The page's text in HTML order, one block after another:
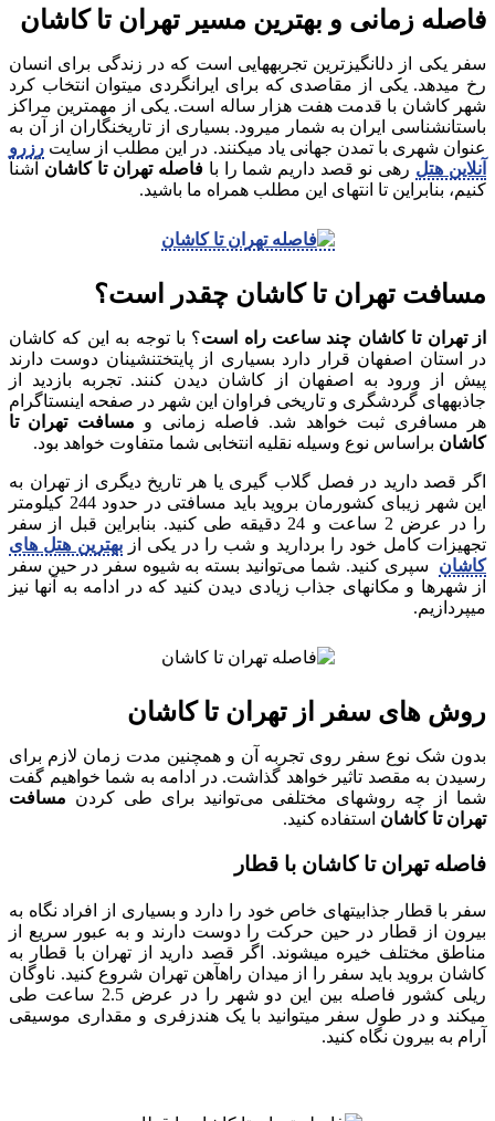
فاصله زمانی و بهترین مسیر تهران تا کاشان
سفر یکی از دل‎انگیزترین تجربه‎هایی است که در زندگی برای انسان
رخ می‎دهد. یکی از مقاصدی که برای ایرانگردی می‎توان انتخاب کرد
شهر کاشان با قدمت هفت هزار ساله است. یکی از مهمترین مراکز
باستان‎شناسی ایران به شمار می‎رود. بسیاری از تاریخ‎نگاران از آن به
عنوان شهری با تمدن جهانی یاد می‎کنند. در این مطلب از سایت
رزرو
آنلاین هتل رهی نو قصد داریم شما را بافاصله تهران تا کاشان آشنا
کنیم، بنابراین تا انتهای این مطلب همراه ما باشید.
مسافت تهران تا کاشان چقدر است؟
از تهران تا کاشان چند ساعت راه است؟ با توجه به این که کاشان
در استان اصفهان قرار دارد بسیاری از پایتخت‎نشینان دوست دارند
پیش از ورود به اصفهان از کاشان دیدن کنند. تجربه بازدید از
جاذبه‎های گردشگری و تاریخی فراوان این شهر در صفحه اینستاگرام
هر مسافری ثبت خواهد شد. فاصله زمانی و مسافت تهران تا
کاشان براساس نوع وسیله نقلیه انتخابی شما متفاوت خواهد بود.
اگر قصد دارید در فصل گلاب گیری یا هر تاریخ دیگری از تهران به
این شهر زیبای کشورمان بروید باید مسافتی در حدود 244 کیلومتر
را در عرض 2 ساعت و 24 دقیقه طی کنید. بنابراین قبل از سفر
تجهیزات کامل خود را بردارید و شب را در یکی ازبهترین هتل‌ های
کاشان سپری کنید. شما می‌توانید بسته به شیوه سفر در حین سفر
از شهرها و مکان‎های جذاب زیادی دیدن کنید که در ادامه به آن‎ها نیز
می‎پردازیم.
روش‌ های سفر از تهران تا کاشان
بدون شک نوع سفر روی تجربه آن و همچنین مدت زمان لازم برای
رسیدن به مقصد تاثیر خواهد گذاشت. در ادامه به شما خواهیم گفت
شما از چه روش‎های مختلفی می‌توانید برای طی کردن
مسافت
تهران تا کاشان استفاده کنید.
فاصله تهران تا کاشان با قطار
سفر با قطار جذابیت‎های خاص خود را دارد و بسیاری از افراد نگاه به
بیرون از قطار در حین حرکت را دوست دارند و به عبور سریع از
مناطق مختلف خیره می‎شوند. اگر قصد دارید از تهران با قطار به
کاشان بروید باید سفر را از میدان راه‎آهن تهران شروع کنید. ناوگان
ریلی کشور فاصله بین این دو شهر را در عرض 2.5 ساعت طی
می‎کند و در طول سفر می‎توانید با یک هندزفری و مقداری موسیقی
آرام به بیرون نگاه کنید.